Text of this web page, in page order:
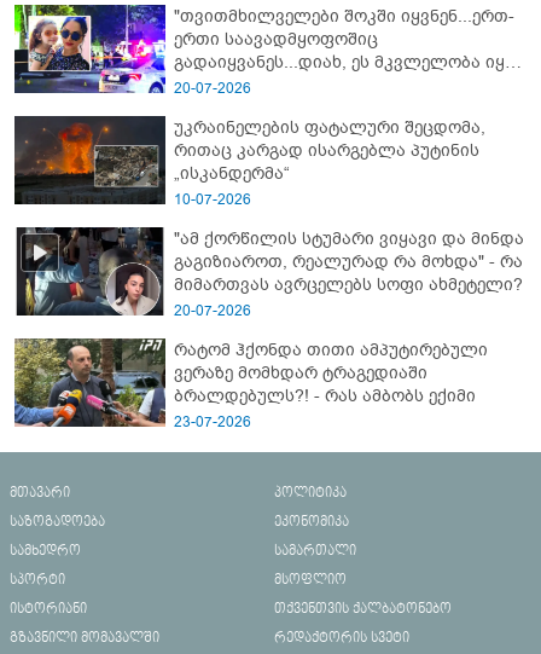
"თვითმხილველები შოკში იყვნენ...ერთ-
ერთი საავადმყოფოშიც
გადაიყვანეს...დიახ, ეს მკვლელობა იყო"
- გორში დატრიალებული ტრაგედიის
20-07-2026
უკრაინელების ფატალური შეცდომა,
რითაც კარგად ისარგებლა პუტინის
„ისკანდერმა“
10-07-2026
"ამ ქორწილის სტუმარი ვიყავი და მინდა
გაგიზიაროთ, რეალურად რა მოხდა" - რა
მიმართვას ავრცელებს სოფი ახმეტელი?
20-07-2026
რატომ ჰქონდა თითი ამპუტირებული
ვერაზე მომხდარ ტრაგედიაში
ბრალდებულს?! - რას ამბობს ექიმი
23-07-2026
მთავარი
პოლიტიკა
საზოგადოება
ეკონომიკა
სამხედრო
სამართალი
სპორტი
მსოფლიო
ისტორიანი
თქვენთვის ქალბატონებო
გზავნილი მომავალში
რედაქტორის სვეტი